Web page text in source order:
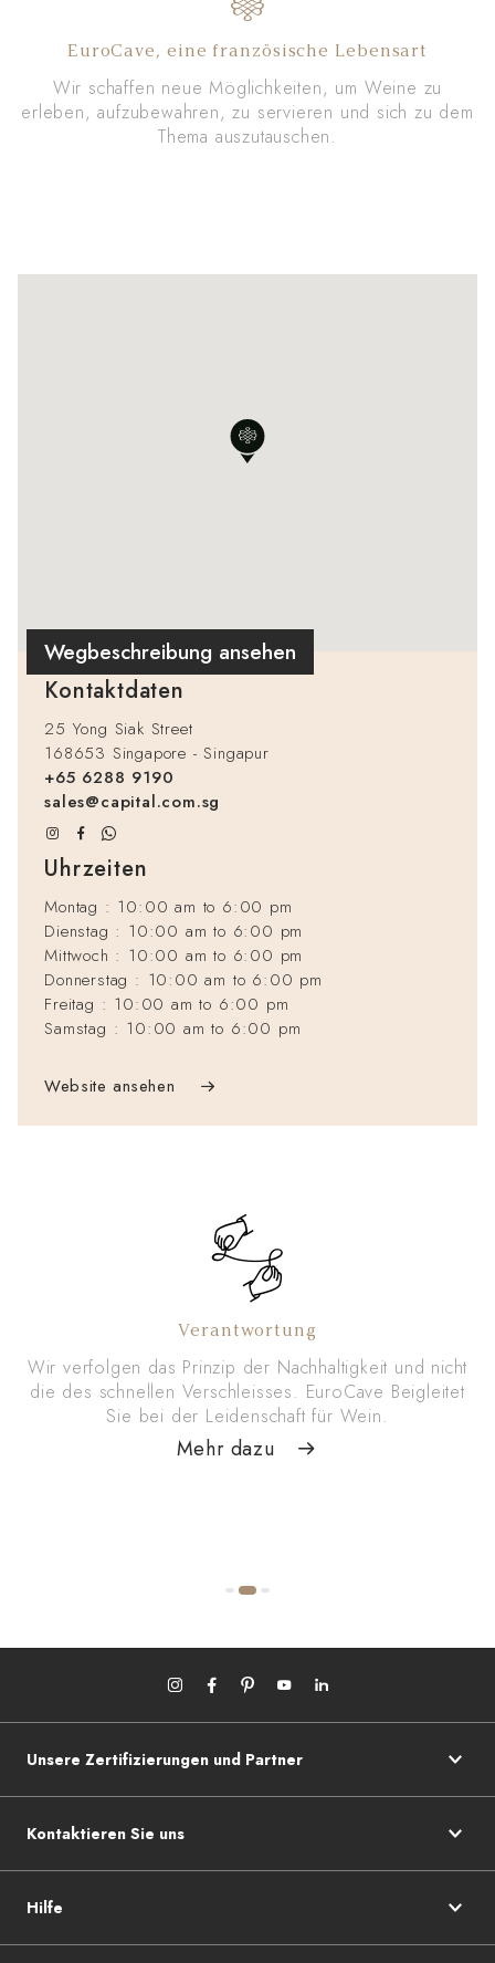
EuroCave, eine französische Lebensart
Wir schaffen neue Möglichkeiten, um Weine zu
erleben, aufzubewahren, zu servieren und sich zu dem
Thema auszutauschen.
Wegbeschreibung ansehen
Kontaktdaten
25 Yong Siak Street
168653 Singapore - Singapur
+65 6288 9190
sales@capital.com.sg
Uhrzeiten
Montag : 10:00 am to 6:00 pm
Dienstag : 10:00 am to 6:00 pm
Mittwoch : 10:00 am to 6:00 pm
Donnerstag : 10:00 am to 6:00 pm
Freitag : 10:00 am to 6:00 pm
Samstag : 10:00 am to 6:00 pm
Website ansehen
Verantwortung
Wir verfolgen das Prinzip der Nachhaltigkeit und nicht
die des schnellen Verschleisses. EuroCave Beigleitet
Sie bei der Leidenschaft für Wein.
Mehr dazu
Unsere Zertifizierungen und Partner
Kontaktieren Sie uns
Hilfe